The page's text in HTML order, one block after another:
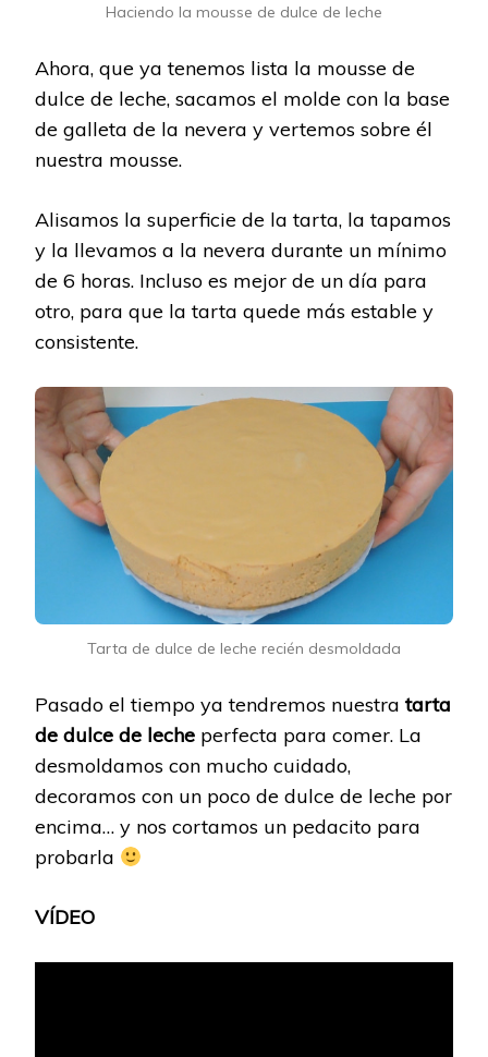
Haciendo la mousse de dulce de leche
Ahora, que ya tenemos lista la mousse de
dulce de leche, sacamos el molde con la base
de galleta de la nevera y vertemos sobre él
nuestra mousse.
Alisamos la superficie de la tarta, la tapamos
y la llevamos a la nevera durante un mínimo
de 6 horas. Incluso es mejor de un día para
otro, para que la tarta quede más estable y
consistente.
Tarta de dulce de leche recién desmoldada
Pasado el tiempo ya tendremos nuestratarta
de dulce de leche perfecta para comer. La
desmoldamos con mucho cuidado,
decoramos con un poco de dulce de leche por
encima… y nos cortamos un pedacito para
probarla
VÍDEO